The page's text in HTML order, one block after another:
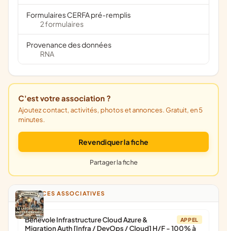
Formulaires CERFA pré-remplis
2 formulaires
Provenance des données
RNA
C'est votre association ?
Ajoutez contact, activités, photos et annonces. Gratuit, en 5
minutes.
Revendiquer la fiche
Partager la fiche
ANNONCES ASSOCIATIVES
APPEL
Bénévole Infrastructure Cloud Azure &
Migration Auth [Infra / DevOps / Cloud] H/F - 100% à